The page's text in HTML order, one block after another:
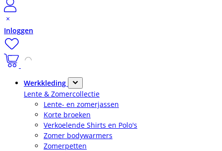
Inloggen
Werkkleding
Lente & Zomercollectie
Lente- en zomerjassen
Korte broeken
Verkoelende Shirts en Polo's
Zomer bodywarmers
Zomerpetten